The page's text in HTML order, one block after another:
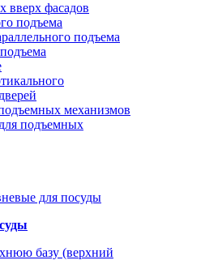
вверх фасадов
подъема
подъема
механизмов
подъемных
базу (верхний